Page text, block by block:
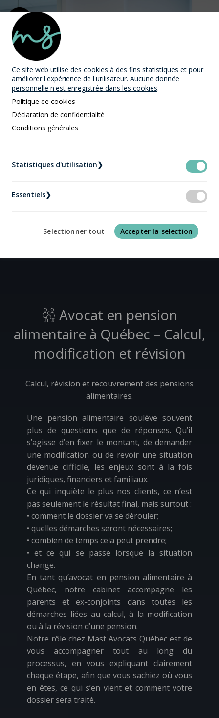
MAST Avocats
Droit de la famille | Avocat
Québec – Calcul,
modification et révision
Avocat en pension alimentaire à Québec – Calcul,
Avocat en pension
alimentaire à Québec – Calcul,
modification et révision
Calcul, révision et recouvrement des pensions
alimentaires.
Une pension alimentaire soulève souvent
plus de questions que de réponses. Qu’il
s’agisse d’en fixer le montant, de demander
une modification ou de revoir une situation
devenue difficile, les enjeux sont à la fois
juridiques, financiers et familiaux.
Ce qui inquiète le plus nos clients, ce n’est
pas seulement le résultat final, mais surtout :
• comment le dossier va se dérouler;
• quelles démarches seront nécessaires;
• combien de temps cela peut prendre;
• et ce qui se passe lorsque la situation
change.
En tant qu’avocat en pension alimentaire à
Québec, notre cabinet accompagne les
parents et ex-conjoints dans toutes les
démarches liées au calcul, à la modification
ou à la révision d’une pension.
Notre rôle chez Mast Avocats Québec est de
vous accompagner tout au long du
processus, en vous expliquant clairement
chaque étape, afin que vous sachiez où vous
en êtes, ce qui s’en vient et comment votre
dossier sera traité.
Ce site web utilise des cookies à des fins statistiques et pour
améliorer l'expérience de l'utilisateur. Aucune donnée
personnelle n'est enregistrée dans les cookies.
Politique de cookies
Déclaration de confidentialité
Conditions générales
Statistiques d'utilisation❯
Essentiels❯
Selectionner tout Accepter la selection